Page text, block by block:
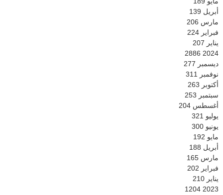
أبريل 139
مارس 206
فبراير 224
يناير 207
2024
2886
ديسمبر 277
نوفمبر
311
أكتوبر 263
سبتمبر 253
أغسطس 204
يوليو 321
يونيو 300
مايو 192
أبريل 188
مارس 165
فبراير 202
يناير 210
2023
1204